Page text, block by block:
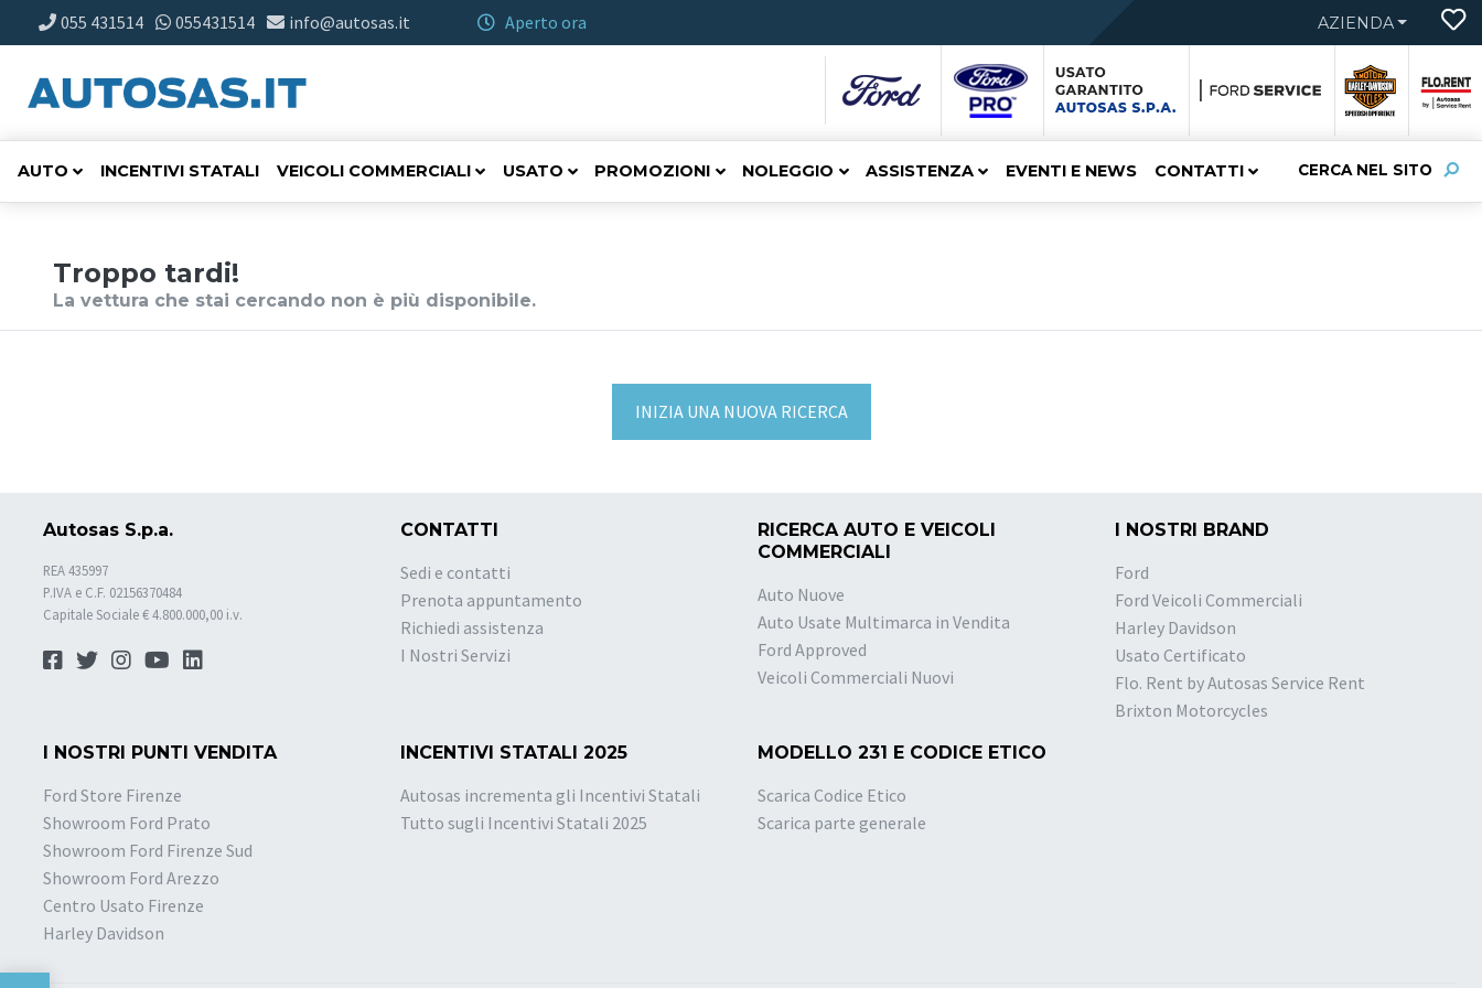
055 431514 055431514 info@autosas.it Aperto ora AZIENDA
CERCA NEL SITO
AUTO INCENTIVI STATALI VEICOLI COMMERCIALI USATO PROMOZIONI NOLEGGIO ASSISTENZA EVENTI E NEWS CONTATTI
Troppo tardi!
La vettura che stai cercando non è più disponibile.
INIZIA UNA NUOVA RICERCA
Autosas S.p.a.
REA 435997
P.IVA e C.F. 02156370484
Capitale Sociale € 4.800.000,00 i.v.
CONTATTI
Sedi e contatti
Prenota appuntamento
Richiedi assistenza
I Nostri Servizi
RICERCA AUTO E VEICOLI
COMMERCIALI
Auto Nuove
Auto Usate Multimarca in Vendita
Ford Approved
Veicoli Commerciali Nuovi
I NOSTRI BRAND
Ford
Ford Veicoli Commerciali
Harley Davidson
Usato Certificato
Flo. Rent by Autosas Service Rent
Brixton Motorcycles
I NOSTRI PUNTI VENDITA
Ford Store Firenze
Showroom Ford Prato
Showroom Ford Firenze Sud
Showroom Ford Arezzo
Centro Usato Firenze
Harley Davidson
INCENTIVI STATALI 2025
Autosas incrementa gli Incentivi Statali
Tutto sugli Incentivi Statali 2025
MODELLO 231 E CODICE ETICO
Scarica Codice Etico
Scarica parte generale